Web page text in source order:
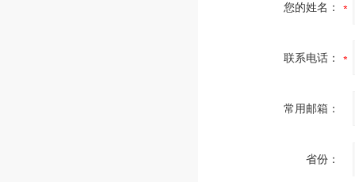
您的姓名：
联系电话：
常用邮箱：
省份：